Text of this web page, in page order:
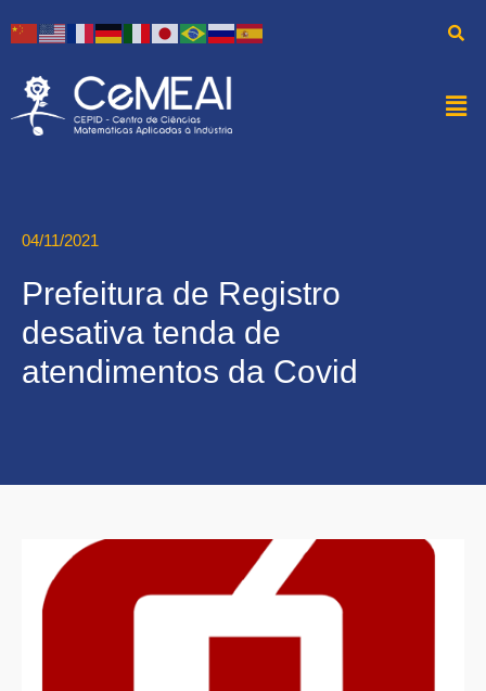
04/11/2021
Prefeitura de Registro
desativa tenda de
atendimentos da Covid